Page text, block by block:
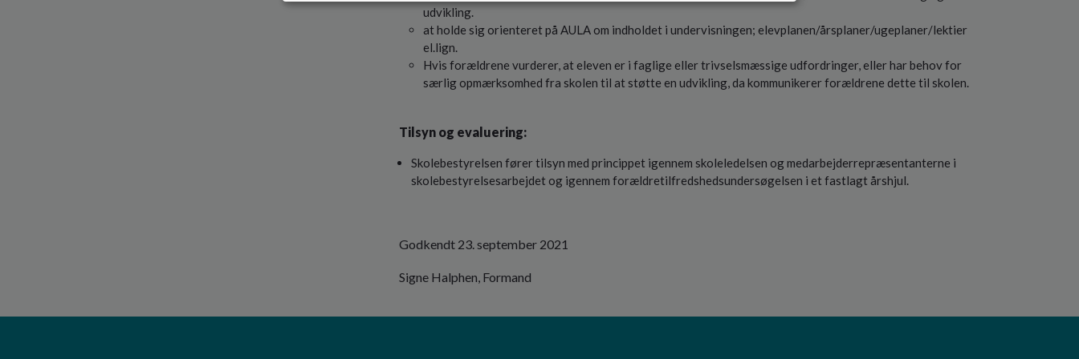
udvikling.
at holde sig orienteret på AULA om indholdet i undervisningen; elevplanen/årsplaner/ugeplaner/lektier
el.lign.
Hvis forældrene vurderer, at eleven er i faglige eller trivselsmæssige udfordringer, eller har behov for
særlig opmærksomhed fra skolen til at støtte en udvikling, da kommunikerer forældrene dette til skolen.
Tilsyn og evaluering:
Skolebestyrelsen fører tilsyn med princippet igennem skoleledelsen og medarbejderrepræsentanterne i
skolebestyrelsesarbejdet og igennem forældretilfredshedsundersøgelsen i et fastlagt årshjul.
Godkendt 23. september 2021
Signe Halphen, Formand